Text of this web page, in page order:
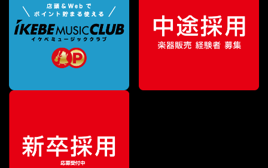
販売価格¥ 1,540（税込）
¥1,320（税込）